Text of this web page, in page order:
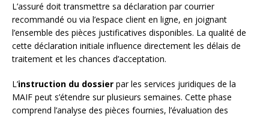
L’assuré doit transmettre sa déclaration par courrier
recommandé ou via l’espace client en ligne, en joignant
l’ensemble des pièces justificatives disponibles. La qualité de
cette déclaration initiale influence directement les délais de
traitement et les chances d’acceptation.
L’instruction du dossier par les services juridiques de la
MAIF peut s’étendre sur plusieurs semaines. Cette phase
comprend l’analyse des pièces fournies, l’évaluation des